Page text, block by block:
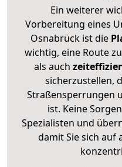
Ein weiterer
Vorbereitung eines
Osnabrück ist die
wichtig, eine Route
als auch
sicherzustellen,
Straßensperrungen
ist. Keine
Spezialisten und
damit Sie sich auf